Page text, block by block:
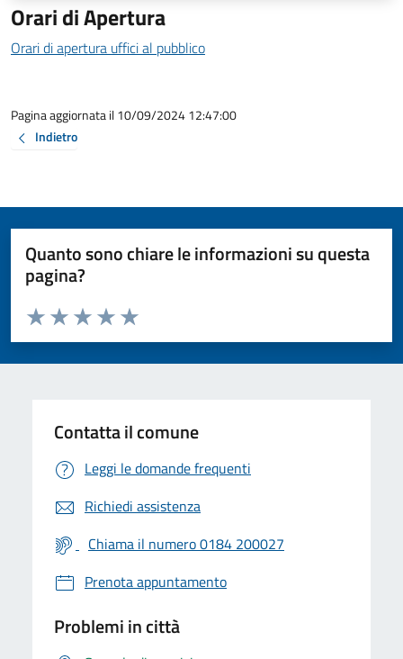
Orari di Apertura
Orari di apertura uffici al pubblico
Pagina aggiornata il 10/09/2024 12:47:00
Indietro
Quanto sono chiare le informazioni su questa
pagina?
Valuta da 1 a 5 stelle la pagina
Valuta 5 stelle su 5
Valuta 4 stelle su 5
Valuta 3 stelle su 5
Valuta 2 stelle su 5
Valuta 1 stelle su 5
Contatta il comune
Leggi le domande frequenti
Richiedi assistenza
Chiama il numero 0184 200027
Prenota appuntamento
Problemi in città